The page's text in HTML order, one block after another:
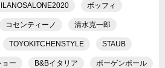
ボッフィ
コセンティーノ 清水克一郎
TOYOKITCHENSTYLE STAUB
ョー B&Bイタリア ポーゲンポール